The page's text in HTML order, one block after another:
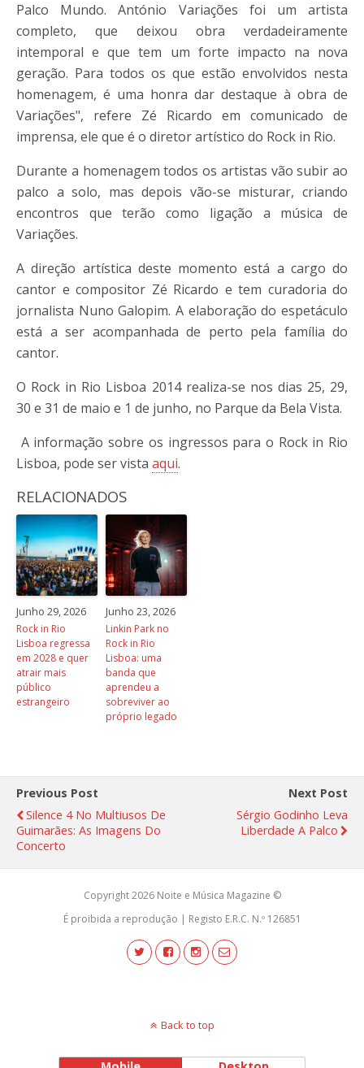
Palco Mundo. António Variações foi um artista
completo, que deixou obra verdadeiramente
intemporal e que tem um forte impacto na nova
geração. Para todos os que estão envolvidos nesta
homenagem, é uma honra dar destaque à obra de
Variações", refere Zé Ricardo em comunicado de
imprensa, ele que é o diretor artístico do Rock in Rio.
Durante a homenagem todos os artistas vão subir ao
palco a solo, mas depois vão-se misturar, criando
encontros que terão como ligação a música de
Variações.
A direção artística deste momento está a cargo do
cantor e compositor Zé Ricardo e tem curadoria do
jornalista Nuno Galopim. A elaboração do espetáculo
está a ser acompanhada de perto pela família do
cantor.
O Rock in Rio Lisboa 2014 realiza-se nos dias 25, 29,
30 e 31 de maio e 1 de junho, no Parque da Bela Vista.
A informação sobre os ingressos para o Rock in Rio
Lisboa, pode ser vista aqui.
RELACIONADOS
Junho 29, 2026
Rock in Rio
Lisboa regressa
em 2028 e quer
atrair mais
público
estrangeiro
Junho 23, 2026
Linkin Park no
Rock in Rio
Lisboa: uma
banda que
aprendeu a
sobreviver ao
próprio legado
Previous Post
Silence 4 No Multiusos De
Guimarães: As Imagens Do
Concerto
Next Post
Sérgio Godinho Leva
Liberdade A Palco
Copyright 2026 Noite e Música Magazine ©
É proibida a reprodução | Registo E.R.C. N.º 126851
Back to top